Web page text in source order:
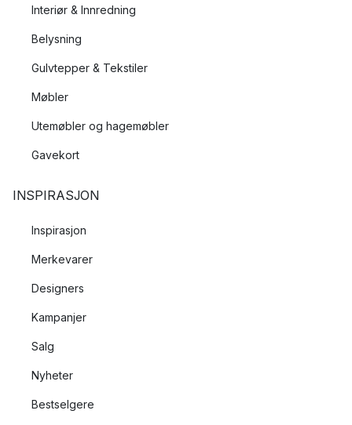
Interiør & Innredning
Belysning
Gulvtepper & Tekstiler
Møbler
Utemøbler og hagemøbler
Gavekort
INSPIRASJON
Inspirasjon
Merkevarer
Designers
Kampanjer
Salg
Nyheter
Bestselgere